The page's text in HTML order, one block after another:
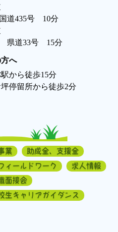
道435号 10分
県道33号 15分
へ
から徒歩15分
停留所から徒歩2分
業
助成金、支援金
ィールドワーク
求人情報
面接会
生キャリアガイダンス